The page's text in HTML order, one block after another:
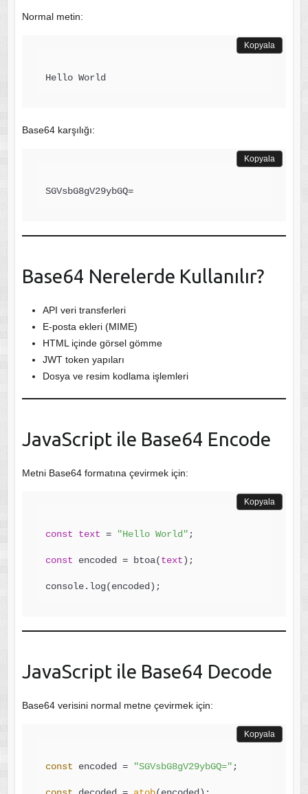
Normal metin:
Kopyala
Base64 karşılığı:
SGVsbG8gV29ybGQ=
Kopyala
Base64 Nerelerde Kullanılır?
API veri transferleri
E-posta ekleri (MIME)
HTML içinde görsel gömme
JWT token yapıları
Dosya ve resim kodlama işlemleri
JavaScript ile Base64 Encode
Metni Base64 formatına çevirmek için:
const text = "Hello World" ;
const encoded = btoa(text);
Kopyala
JavaScript ile Base64 Decode
Base64 verisini normal metne çevirmek için:
const encoded = "SGVsbG8gV29ybGQ=" ;
Kopyala